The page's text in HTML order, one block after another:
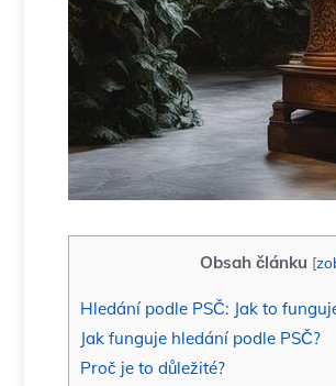
Obsah článku [
Hledání podle PSČ: Jak ⁣to
Jak‍ funguje hledání podle PSČ?
Proč je to důležité?